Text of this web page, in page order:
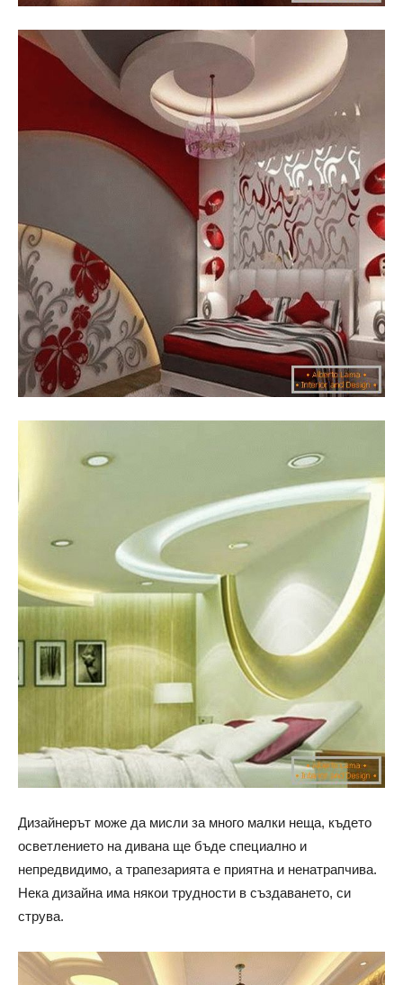
Дизайнерът може да мисли за много малки неща, където
осветлението на дивана ще бъде специално и
непредвидимо, а трапезарията е приятна и ненатрапчива.
Нека дизайна има някои трудности в създаването, си
струва.